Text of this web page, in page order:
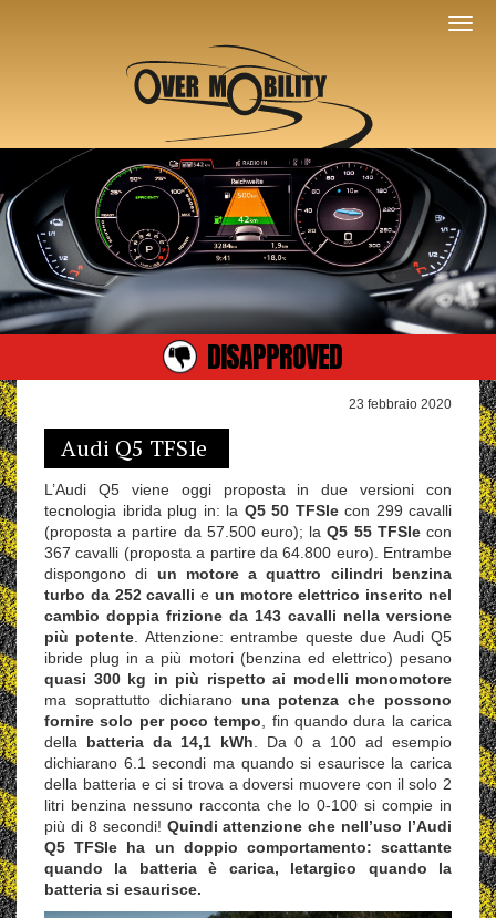
DISAPPROVED
23 febbraio 2020
Audi Q5 TFSIe
L’Audi Q5 viene oggi proposta in due versioni con
tecnologia ibrida plug in: la Q5 50 TFSIecon 299 cavalli
(proposta a partire da 57.500 euro); laQ5 55 TFSIecon
367 cavalli (proposta a partire da 64.800 euro). Entrambe
dispongono di un motore a quattro cilindri benzina
turbo da 252 cavalli e un motore elettrico inserito nel
cambio doppia frizione da 143 cavalli nella versione
più potente . Attenzione: entrambe queste due Audi Q5
ibride plug in a più motori (benzina ed elettrico) pesano
quasi 300 kg in più rispetto ai modelli monomotore
ma soprattutto dichiarano una potenza che possono
fornire solo per poco tempo , fin quando dura la carica
della batteria da 14,1 kWh . Da 0 a 100 ad esempio
dichiarano 6.1 secondi ma quando si esaurisce la carica
della batteria e ci si trova a doversi muovere con il solo 2
litri benzina nessuno racconta che lo 0-100 si compie in
più di 8 secondi! Quindi attenzione che nell’uso l’Audi
Q5 TFSIe ha un doppio comportamento: scattante
quando la batteria è carica, letargico quando la
batteria si esaurisce.